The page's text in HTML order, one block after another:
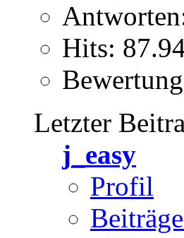
Hits:
Letzter
j_easy
Profil